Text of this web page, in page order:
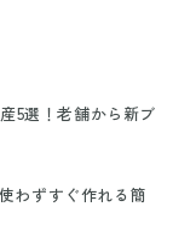
5選！老舗から新ブ
わずすぐ作れる簡